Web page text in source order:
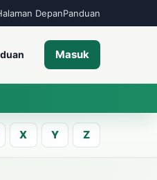
DepanPanduan
Masuk
X Y Z